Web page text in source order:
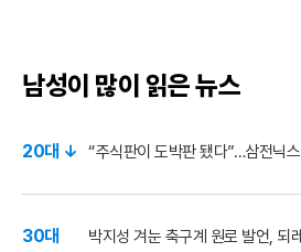
남성이 많이 읽은 뉴스
20대 ↓ “주식판이 도박판 됐다”…삼전닉
30대 박지성 겨눈 축구계 원로 발언, 되